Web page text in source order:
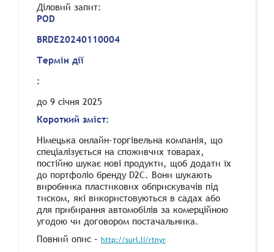
Діловий запит:
POD
BRDE20240110004
Термін дії
:
до 9 січня 2025
Короткий зміст:
Німецька онлайн-торгівельна компанія, що
спеціалізується на споживчих товарах,
постійно шукає нові продукти, щоб додати їх
до портфоліо бренду D2C. Вони шукають
виробника пластикових обприскувачів під
тиском, які використовуються в садах або
для прибирання автомобілів за комерційною
угодою чи договором постачальника.
Повний опис – http://surl.li/rtnyr